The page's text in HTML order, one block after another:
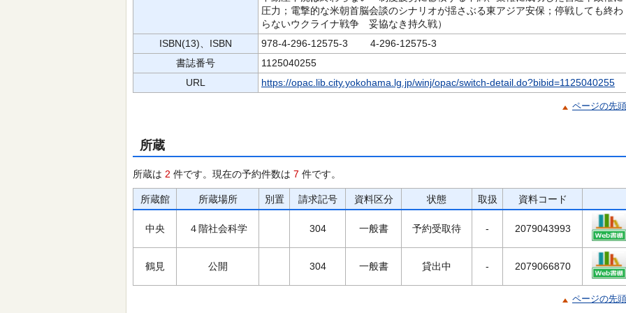
圧力；電撃的な米朝首脳会談のシナリオが揺さぶる東アジア安保；停戦しても終わ
らないウクライナ戦争 妥協なき持久戦）
ISBN(13)、ISBN
978-4-296-12575-3 4-296-12575-3
書誌番号
1125040255
URL
https://opac.lib.city.yokohama.lg.jp/winj/opac/switch-detail.do?bibid=1125040255
ページの先
所蔵
所蔵は 2 件です。現在の予約件数は 7 件です。
所蔵館 所蔵場所 別置 請求記号 資料区分 状態 取扱 資料コード
中央 ４階社会科学 304 一般書 予約受取待 - 2079043993
鶴見 公開 304 一般書 貸出中 - 2079066870
ページの先